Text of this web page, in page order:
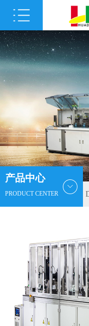
产品中心
PRODUCT CENTER